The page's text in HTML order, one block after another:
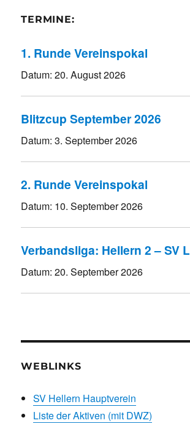
TERMINE:
1. Runde Vereinspokal
Datum:20. August 2026
Blitzcup September 2026
Datum:3. September 2026
2. Runde Vereinspokal
Datum: 10. September 2026
Verbandsliga: Hellern 2 – SV
Datum:20. September 2026
WEBLINKS
SV Hellern Hauptverein
Liste der Aktiven (mit DWZ)